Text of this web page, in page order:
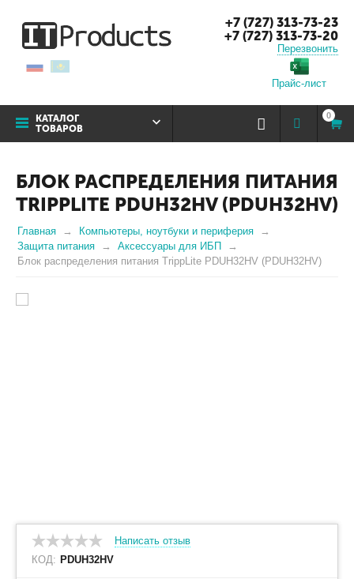
+7 (727) 313-73-23
+7 (727) 313-73-20
Перезвонить
Прайс-лист
КАТАЛОГ
ТОВАРОВ
0
БЛОК РАСПРЕДЕЛЕНИЯ ПИТАНИЯ
TRIPPLITE PDUH32HV (PDUH32HV)
Главная
Компьютеры, ноутбуки и периферия
Защита питания
Аксессуары для ИБП
Блок распределения питания TrippLite PDUH32HV (PDUH32HV)
Написать отзыв
КОД: PDUH32HV